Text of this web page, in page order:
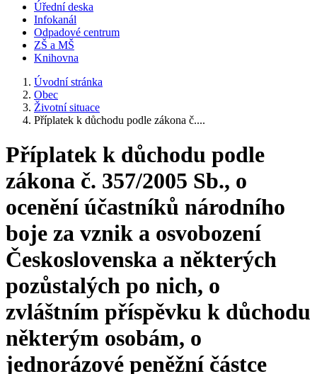
Úřední deska
Infokanál
Odpadové centrum
ZŠ a MŠ
Knihovna
Úvodní stránka
Obec
Životní situace
Příplatek k důchodu podle zákona č....
Příplatek k důchodu podle
zákona č. 357/2005 Sb., o
ocenění účastníků národního
boje za vznik a osvobození
Československa a některých
pozůstalých po nich, o
zvláštním příspěvku k důchodu
některým osobám, o
jednorázové peněžní částce